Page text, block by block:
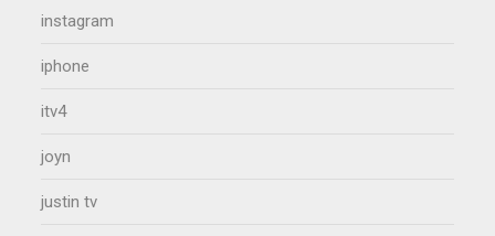
instagram
iphone
itv4
joyn
justin tv